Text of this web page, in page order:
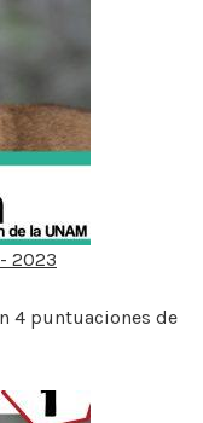
2023
4 puntuaciones de